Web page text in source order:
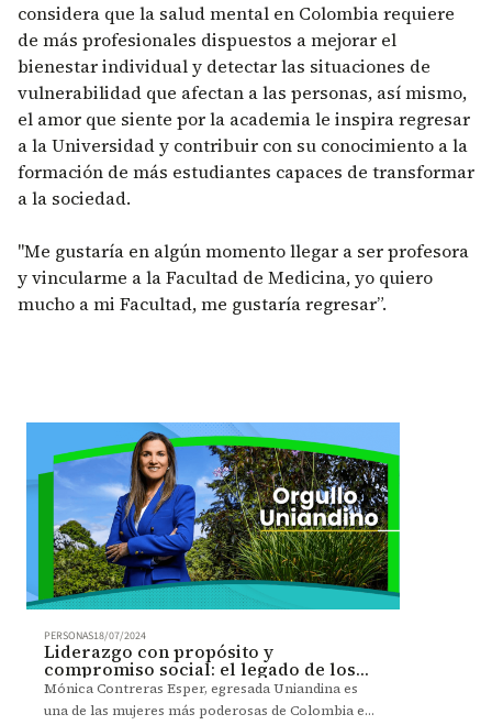
considera que la salud mental en Colombia requiere
de más profesionales dispuestos a mejorar el
bienestar individual y detectar las situaciones de
vulnerabilidad que afectan a las personas, así mismo,
el amor que siente por la academia le inspira regresar
a la Universidad y contribuir con su conocimiento a la
formación de más estudiantes capaces de transformar
a la sociedad.
"Me gustaría en algún momento llegar a ser profesora
y vincularme a la Facultad de Medicina, yo quiero
mucho a mi Facultad, me gustaría regresar”.
PERSONAS18/07/2024
Liderazgo con propósito y
compromiso social: el legado de los
Uniandinos
Mónica Contreras Esper, egresada Uniandina es
una de las mujeres más poderosas de Colombia en